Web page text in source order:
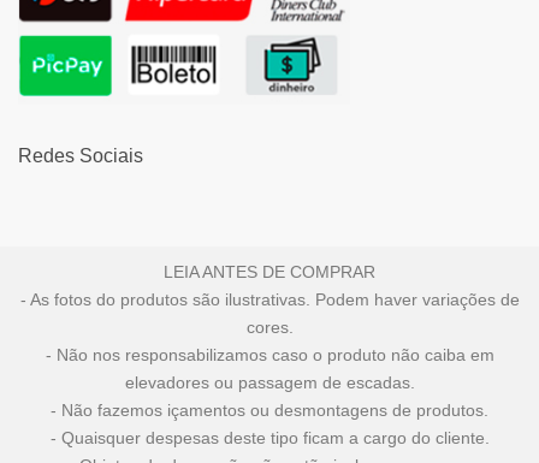
Redes Sociais
LEIA ANTES DE COMPRAR
- As fotos do produtos são ilustrativas. Podem haver variações de
cores.
- Não nos responsabilizamos caso o produto não caiba em
elevadores ou passagem de escadas.
- Não fazemos içamentos ou desmontagens de produtos.
- Quaisquer despesas deste tipo ficam a cargo do cliente.